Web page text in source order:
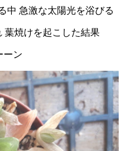
中 急激な太陽光を浴びる
葉焼けを起こした結果
ーン